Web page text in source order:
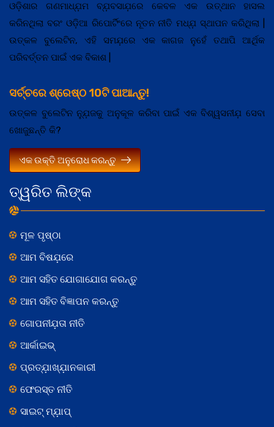
ତ୍ୱରିତ ଲିଙ୍କ
ମୂଳ ପୃଷ୍ଠା
ଆମ ବିଷଯ଼ରେ
ଆମ ସହିତ ଯୋଗାଯୋଗ କରନ୍ତୁ
ଆମ ସହିତ ବିଜ୍ଞାପନ କରନ୍ତୁ
ଗୋପନୀଯ଼ତା ନୀତି
ଆର୍କାଇଭ୍
ପ୍ରତ୍ଯ଼ାଖ୍ଯ଼ାନକାରୀ
ଫେରସ୍ତ ନୀତି
ସାଇଟ୍ ମ୍ଯ଼ାପ୍
ଓଡ଼ିଶାର ଗଣମାଧ୍ଯ଼ମ ବ୍ଯ଼ବସାଯ଼ରେ କେବଳ ଏକ ଉତ୍ଥାନ ହାସଲ
କରିନଥିଲା ବରଂ ଓଡ଼ିଆ ରିପୋର୍ଟିଂରେ ନୂତନ ନୀତି ମଧ୍ଯ଼ ସ୍ଥାପନ କରିଥିଲା |
ଉତ୍କଳ ବୁଲେଟିନ, ଏହି ସମଯ଼ରେ ଏକ କାଗଜ ନୁହେଁ ତଥାପି ଆର୍ଥିକ
ପରିବର୍ତ୍ତନ ପାଇଁ ଏକ ବିକାଶ |
ସର୍ଚ୍ଚରେ ଶ୍ରେଷ୍ଠ 10ଟି ପାଆନ୍ତୁ!
ଉତ୍କଳ ବୁଲେଟିନ ନ୍ଯ଼ୁଜକୁ ଅନୁକୂଳ କରିବା ପାଇଁ ଏକ ବିଶ୍ୱସନୀଯ଼ ସେବା
ଖୋଜୁଛନ୍ତି କି?
ଏକ ଉକ୍ତି ଅନୁରୋଧ କରନ୍ତୁ